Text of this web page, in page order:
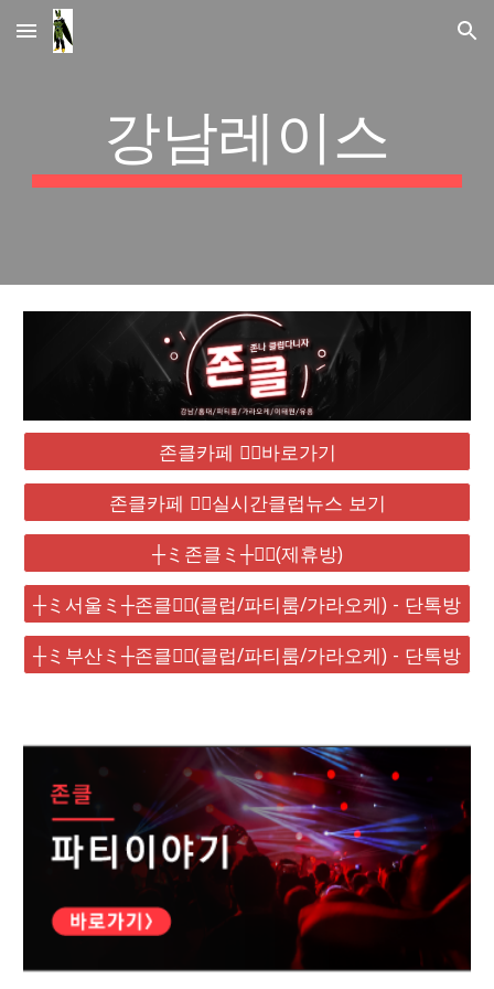
Skip to main content Skip to navigation
강남레이스
존클카페 ❤️‍🔥바로가기
존클카페 ❤️‍🔥실시간클럽뉴스 보기
┼ミ존클ミ┼❤️‍🔥(제휴방)
┼ミ서울ミ┼존클❤️‍🔥(클럽/파티룸/가라오케) - 단톡방
┼ミ부산ミ┼존클❤️‍🔥(클럽/파티룸/가라오케) - 단톡방